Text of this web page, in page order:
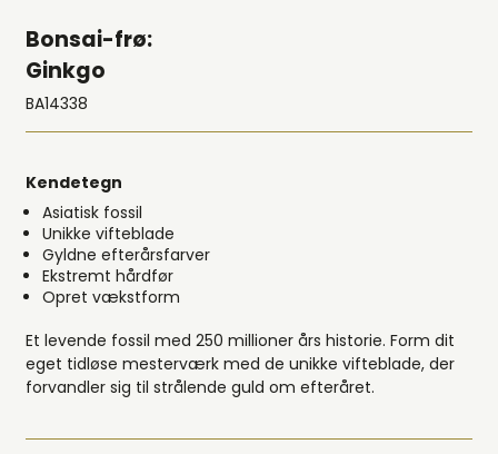
Bonsai-frø:
Ginkgo
BA14338
Kendetegn
Asiatisk fossil
Unikke vifteblade
Gyldne efterårsfarver
Ekstremt hårdfør
Opret vækstform
Et levende fossil med 250 millioner års historie. Form dit
eget tidløse mesterværk med de unikke vifteblade, der
forvandler sig til strålende guld om efteråret.